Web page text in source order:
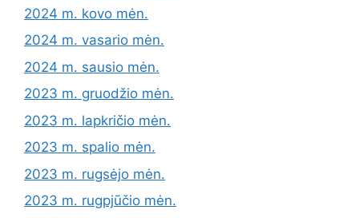
2024 m. kovo mėn.
2024 m. vasario mėn.
2024 m. sausio mėn.
2023 m. gruodžio mėn.
2023 m. lapkričio mėn.
2023 m. spalio mėn.
2023 m. rugsėjo mėn.
2023 m. rugpjūčio mėn.